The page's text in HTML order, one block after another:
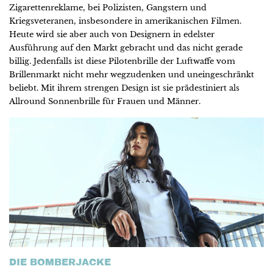
Zigarettenreklame, bei Polizisten, Gangstern und
Kriegsveteranen, insbesondere in amerikanischen Filmen.
Heute wird sie aber auch von Designern in edelster
Ausführung auf den Markt gebracht und das nicht gerade
billig. Jedenfalls ist diese Pilotenbrille der Luftwaffe vom
Brillenmarkt nicht mehr wegzudenken und uneingeschränkt
beliebt. Mit ihrem strengen Design ist sie prädestiniert als
Allround­ Sonnenbrille für Frauen und Männer.
DIE BOMBERJACKE